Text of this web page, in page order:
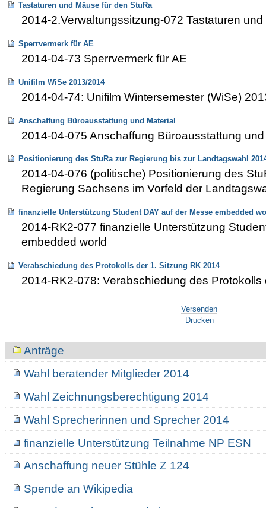
Tastaturen und Mäuse für den StuRa
2014-2.Verwaltungssitzung-072 Tastaturen
Sperrvermerk für AE
2014-04-73 Sperrvermerk für AE
Unifilm WiSe 2013/2014
2014-04-74: Unifilm Wintersemester (WiSe)
Anschaffung Büroausstattung und Material
2014-04-075 Anschaffung Büroausstattung
Positionierung des StuRa zur Regierung bis zur Landtagswahl
2014-04-076 (politische) Positionierung des
Regierung Sachsens im Vorfeld der
finanzielle Unterstützung Student DAY auf der Messe embedded
2014-RK2-077 finanzielle Unterstützung
embedded world
Verabschiedung des Protokolls der 1. Sitzung RK 2014
2014-RK2-078: Verabschiedung des
Versenden
Drucken
NavigationAnträge
Wahl beratender Mitglieder 2014
Wahl Zeichnungsberechtigung 2014
Wahl Sprecherinnen und Sprecher 2014
finanzielle Unterstützung Teilnahme NP ESN
Anschaffung neuer Stühle Z 124
Spende an Wikipedia